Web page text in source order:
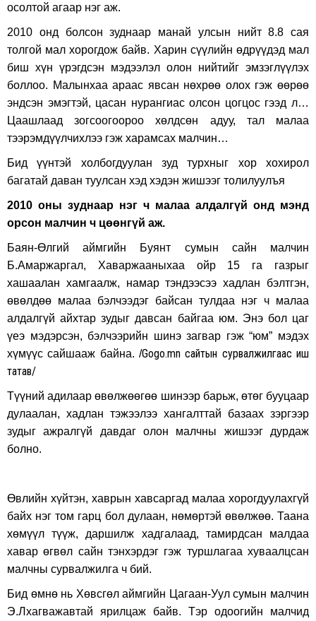
осолтой агаар нэг аж.
2010 онд болсон зуднаар манай улсын нийт 8.8 сая
толгой мал хорогдож байв. Харин сүүлийн өдрүүдэд мал
биш хүн үрэгдсэн мэдээлэл олон нийтийг эмзэглүүлэх
боллоо. Малынхаа араас явсан нөхрөө олох гэж өөрөө
эндсэн эмэгтэй, цасан нурангиас олсон цогцос гээд л…
Цаашлаад зогсоогоороо хөлдсөн адуу, тал малаа
тээрэмдүүлчихлээ гэж харамсах малчин…
Бид үүнтэй холбогдуулан зуд турхныг хор хохирол
багатай даван туулсан хэд хэдэн жишээг толилуулъя
2010 оны зуднаар нэг ч малаа алдалгүй онд мэнд
орсон малчин ч цөөнгүй аж.
Баян-Өлгий аймгийн Буянт сумын сайн малчин
Б.Амаржаргал, Хаваржааныхаа ойр 15 га газрыг
хашаалан хамгаалж, намар тэндээсээ хадлан бэлтгэн,
өвөлдөө малаа бэлчээдэг байсан тулдаа нэг ч малаа
алдалгүй айхтар зудыг давсан байгаа юм. Энэ бол цаг
үеэ мэдэрсэн, бэлчээрийн шинэ загвар гэж “юм” мэдэх
хүмүүс сайшааж байна. /Gogo.mn сайтын сурвалжилгаас иш
татав/
Түүний адилаар өвөлжөөгөө шинээр барьж, өтөг бууцаар
дулаалан, хадлан тэжээлээ хангалттай базаах зэргээр
зудыг ажралгүй давдаг олон малчны жишээг дурдаж
болно.
Өвлийн хүйтэн, хаврын хавсаргад малаа хорогдуулахгүй
байх нэг том гарц бол дулаан, нөмөртэй өвөлжөө. Таана
хөмүүл түүж, даршилж хадгалаад, тамирдсан малдаа
хавар өгвөл сайн тэнхэрдэг гэж туршлагаа хуваалцсан
малчны сурвалжилга ч бий.
Бид өмнө нь Хөвсгөл аймгийн Цагаан-Уул сумын малчин
Э.Лхагважавтай ярилцаж байв. Тэр одоогийн малчид